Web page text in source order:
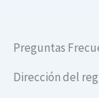
Preguntas
Dirección del